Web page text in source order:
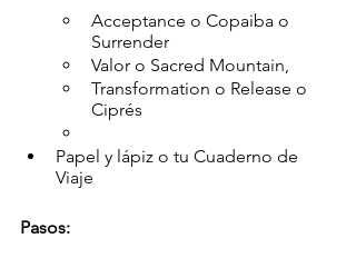
Acceptance o Copaiba o
Surrender
Valor o Sacred Mountain,
Transformation o Release o
Ciprés
Papel y lápiz o tu Cuaderno de
Viaje
Pasos: